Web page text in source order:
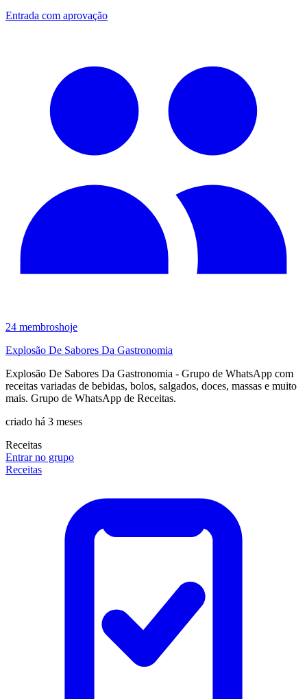
Entrada com aprovação
24 membroshoje
Explosão De Sabores Da Gastronomia
Explosão De Sabores Da Gastronomia - Grupo de WhatsApp com
receitas variadas de bebidas, bolos, salgados, doces, massas e muito
mais. Grupo de WhatsApp de Receitas.
criado há 3 meses
Receitas
Entrar no grupo
Receitas